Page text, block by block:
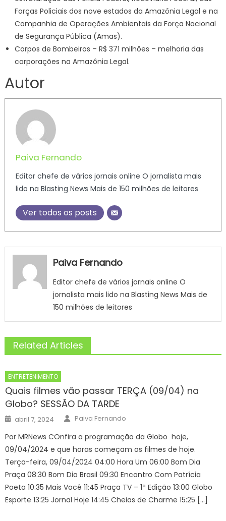
Forças Policiais dos nove estados da Amazônia Legal e na
Companhia de Operações Ambientais da Força Nacional
de Segurança Pública (Amas).
Corpos de Bombeiros – R$ 371 milhões – melhoria das
corporações na Amazônia Legal.
Autor
Paiva Fernando
Editor chefe de vários jornais online O jornalista mais
lido na Blasting News Mais de 150 milhões de leitores
Ver todos os posts
Paiva Fernando
Editor chefe de vários jornais online O
jornalista mais lido na Blasting News Mais de
150 milhões de leitores
Related Articles
ENTRETENIMENTO
Quais filmes vão passar TERÇA (09/04) na
Globo? SESSÃO DA TARDE
Posted
on
abril 7, 2024 Author
Paiva Fernando
Por MRNews COnfira a programação da Globo hoje,
09/04/2024 e que horas começam os filmes de hoje.
Terça-feira, 09/04/2024 04:00 Hora Um 06:00 Bom Dia
Praça 08:30 Bom Dia Brasil 09:30 Encontro Com Patrícia
Poeta 10:35 Mais Você 11:45 Praça TV – 1ª Edição 13:00 Globo
Esporte 13:25 Jornal Hoje 14:45 Cheias de Charme 15:25 […]